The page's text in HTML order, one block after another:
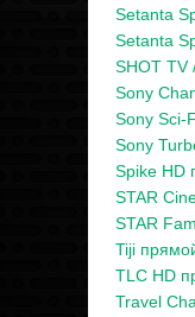
Setanta
Setanta
SHOT TV
Sony
Sony Sci-
Sony
Spike HD
STAR
STAR
Tiji
TLC HD
Travel